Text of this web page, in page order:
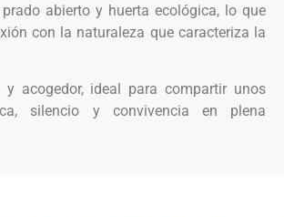
abierto y huerta ecológica, lo que
con la naturaleza que caracteriza la
acogedor, ideal para compartir unos
silencio y convivencia en plena